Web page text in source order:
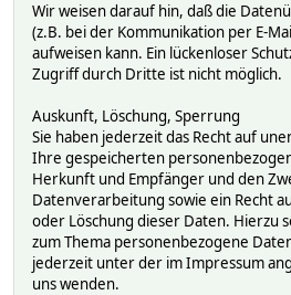
Wir weisen darauf hin, daß die
(z.B. bei der Kommunikation per E-
aufweisen kann. Ein lückenloser
Zugriff durch Dritte ist nicht möglich.
Auskunft, Löschung, Sperrung
Sie haben jederzeit das Recht auf
Ihre gespeicherten
Herkunft und Empfänger und den
Datenverarbeitung sowie ein Recht
oder Löschung dieser Daten. Hierzu
zum Thema personenbezogene
jederzeit unter der im Impressum
uns wenden.